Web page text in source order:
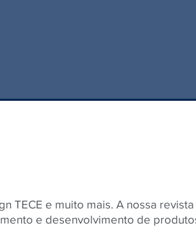
e desenvolvimento de